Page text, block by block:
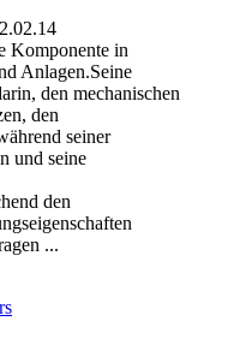
Komponente in
Anlagen.Seine
den mechanischen
den
seiner
und seine
den
...